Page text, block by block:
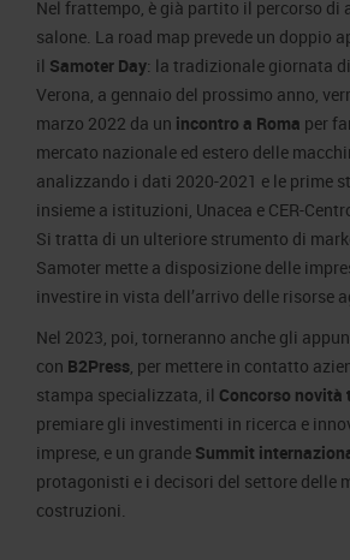
Nel frattempo, è già partito il percorso di
salone. La road map prevede un doppio
il Samoter Day: la tradizionale giornata
Verona, a gennaio del prossimo anno,
marzo 2022 da un incontro a Roma per
mercato nazionale ed estero delle
analizzando i dati 2020-2021 e le prime
insieme a istituzioni, Unacea e CER-
Si tratta di un ulteriore strumento di
Samoter mette a disposizione delle
investire in vista dell’arrivo delle risorse
Nel 2023, poi, torneranno anche gli
con B2Press, per mettere in contatto
stampa specializzata, il Concorso novità
premiare gli investimenti in ricerca e
imprese, e un grande Summit
protagonisti e i decisori del settore delle
costruzioni.